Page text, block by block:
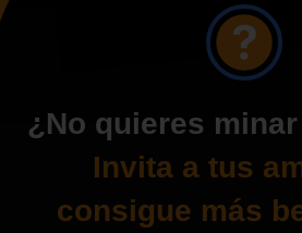
¿No quieres
Invita a tus
consigue más